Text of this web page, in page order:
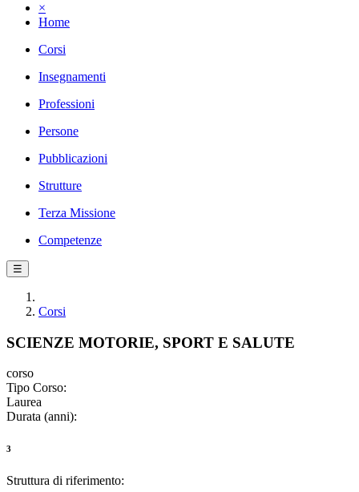
×
Home
Corsi
Insegnamenti
Professioni
Persone
Pubblicazioni
Strutture
Terza Missione
Competenze
☰
Corsi
SCIENZE MOTORIE, SPORT E SALUTE
corso
Tipo Corso:
Laurea
Durata (anni):
3
Struttura di riferimento: